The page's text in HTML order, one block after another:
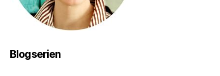
Blogserien